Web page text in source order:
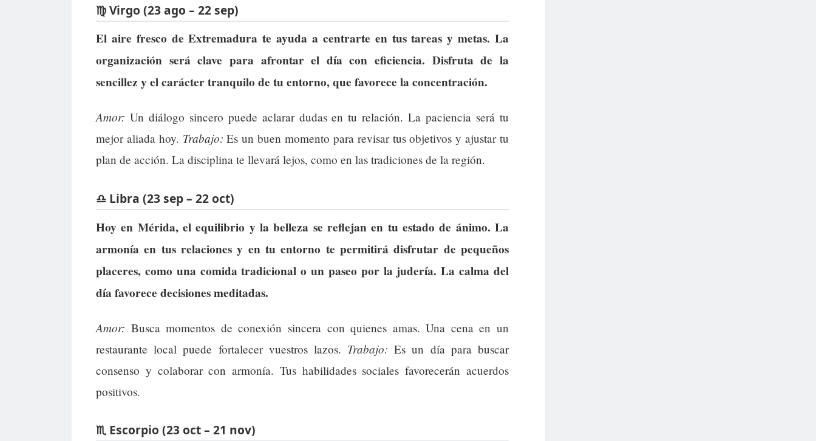
♍ Virgo (23 ago – 22 sep)
El aire fresco de Extremadura te ayuda a centrarte en tus tareas y metas. La
organización será clave para afrontar el día con eficiencia. Disfruta de la
sencillez y el carácter tranquilo de tu entorno, que favorece la concentración.
Amor: Un diálogo sincero puede aclarar dudas en tu relación. La paciencia será tu
mejor aliada hoy. Trabajo: Es un buen momento para revisar tus objetivos y ajustar tu
plan de acción. La disciplina te llevará lejos, como en las tradiciones de la región.
♎ Libra (23 sep – 22 oct)
Hoy en Mérida, el equilibrio y la belleza se reflejan en tu estado de ánimo. La
armonía en tus relaciones y en tu entorno te permitirá disfrutar de pequeños
placeres, como una comida tradicional o un paseo por la judería. La calma del
día favorece decisiones meditadas.
Amor: Busca momentos de conexión sincera con quienes amas. Una cena en un
restaurante local puede fortalecer vuestros lazos. Trabajo: Es un día para buscar
consenso y colaborar con armonía. Tus habilidades sociales favorecerán acuerdos
positivos.
♏ Escorpio (23 oct – 21 nov)